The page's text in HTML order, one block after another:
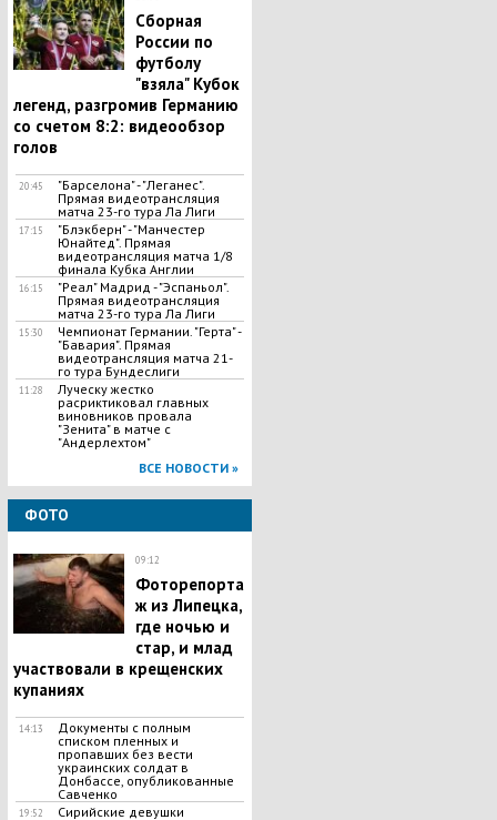
Сборная
России по
футболу
"взяла" Кубок
легенд, разгромив Германию
со счетом 8:2: видеообзор
голов
20:45
"Барселона" - "Леганес".
Прямая видеотрансляция
матча 23-го тура Ла Лиги
17:15
"Блэкберн" - "Манчестер
Юнайтед". Прямая
видеотрансляция матча 1/8
финала Кубка Англии
16:15
"Реал" Мадрид - "Эспаньол".
Прямая видеотрансляция
матча 23-го тура Ла Лиги
15:30
Чемпионат Германии. "Герта" -
"Бавария". Прямая
видеотрансляция матча 21-
го тура Бундеслиги
11:28
Луческу жестко
расриктиковал главных
виновников провала
"Зенита" в матче с
"Андерлехтом"
ВСЕ НОВОСТИ »
ФОТО
09:12
Фоторепорта
ж из Липецка,
где ночью и
стар, и млад
участвовали в крещенских
купаниях
14:13
Документы с полным
списком пленных и
пропавших без вести
украинских солдат в
Донбассе, опубликованные
Савченко
19:52
Сирийские девушки